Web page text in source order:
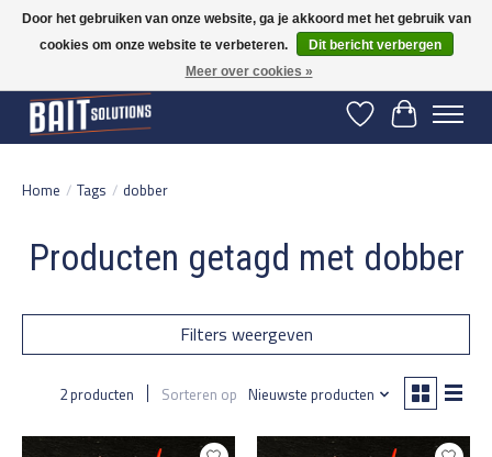
Gratis verzending vanaf 50 euro binnen NL | Op voorraad binnen 2-5 werkdagen
verzonden | België vanaf 70 euro gratis verzonden
Verlanglijst
Home / Tags / dobber
Producten getagd met dobber
Filters weergeven
2 producten Sorteren op Nieuwste producten
Door het gebruiken van onze website, ga je akkoord met het gebruik van
cookies om onze website te verbeteren.
Dit bericht verbergen
Meer over cookies »